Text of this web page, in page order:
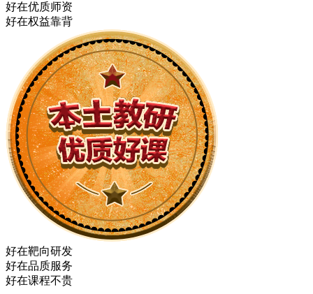
好在优质师资
好在权益靠背
好在靶向研发
好在品质服务
好在课程不贵